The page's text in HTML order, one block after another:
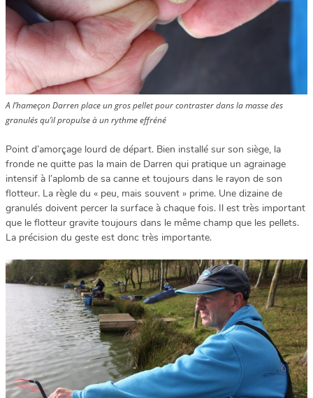
A l’hameçon Darren place un gros pellet pour contraster dans la masse des
granulés qu’il propulse à un rythme effréné
Point d’amorçage lourd de départ. Bien installé sur son siège, la
fronde ne quitte pas la main de Darren qui pratique un agrainage
intensif à l’aplomb de sa canne et toujours dans le rayon de son
flotteur. La règle du « peu, mais souvent » prime. Une dizaine de
granulés doivent percer la surface à chaque fois. Il est très important
que le flotteur gravite toujours dans le même champ que les pellets.
La précision du geste est donc très importante.